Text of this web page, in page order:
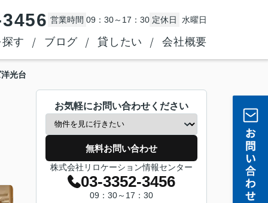
営業時間 09：30～17：30 定休日 水曜日
す ブログ 貸したい 会社概要
光台
お気軽にお問い合わせください
無料お問い合わせ
株式会社リロケーション情報センター
03-3352-3456
09：30～17：30